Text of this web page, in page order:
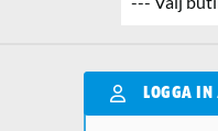
LOGGA IN
Qantity